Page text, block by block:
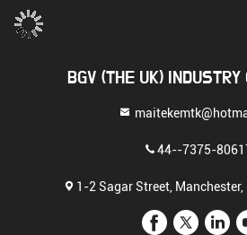
BGV (THE UK) INDUSTRY
44--7375-
1-2 Sagar Street, Manchester,